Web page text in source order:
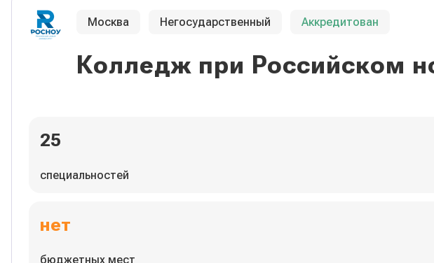
Москва Негосударственный Аккредитован
Колледж при Российском
25
специальностей
нет
бюджетных мест